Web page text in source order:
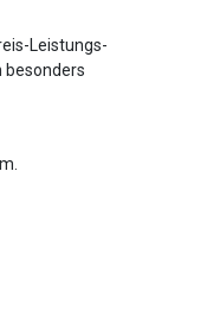
Leistungs-
besonders